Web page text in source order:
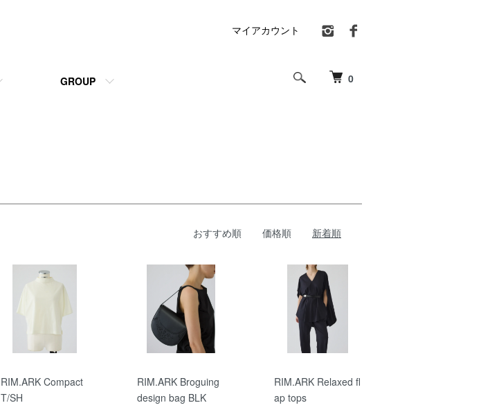
0
GROUP
マイアカウント
おすすめ順 価格順 新着順
RIM.ARK Compact
T/SH
RIM.ARK Broguing
design bag BLK
RIM.ARK Relaxed fl
ap tops